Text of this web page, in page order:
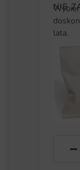
NIE
lata.
−